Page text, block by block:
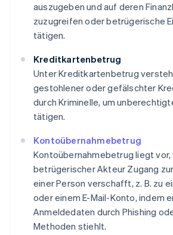
auszugeben und auf deren
zuzugreifen oder betrügerische
tätigen.
Kreditkartenbetrug
Unter Kreditkartenbetrug
gestohlener oder gefälschter
durch Kriminelle, um
tätigen.
Kontoübernahmebetrug
Kontoübernahmebetrug liegt vor,
betrügerischer Akteur Zugang
einer Person verschafft, z. B. zu
oder einem E-Mail-Konto, indem
Anmeldedaten durch Phishing
Methoden stiehlt.